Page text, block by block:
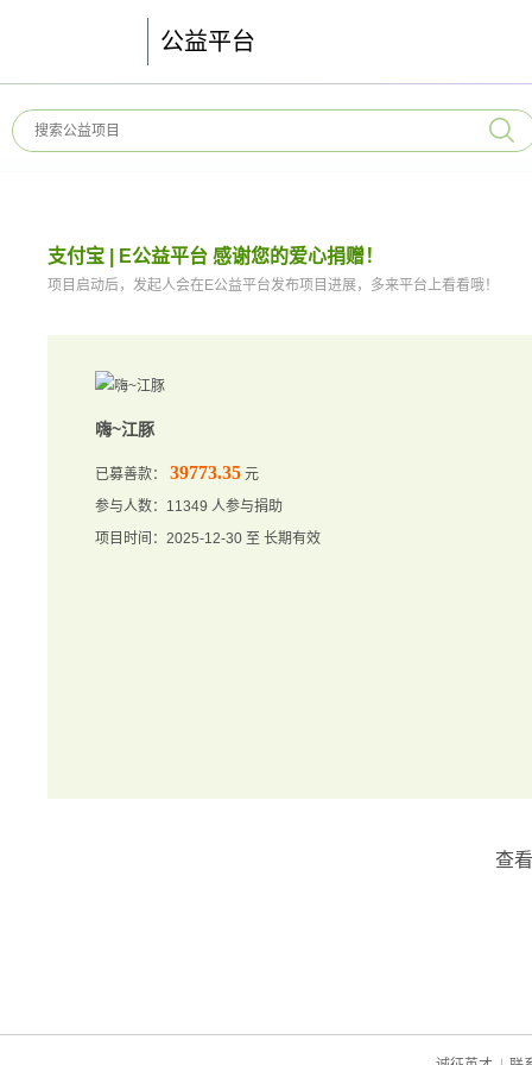
公益平台
支付宝 | E公益平台 感谢您的爱心捐赠！
项目启动后，发起人会在E公益平台发布项目进展，多来平台上看看哦！
嗨~江豚
已募善款： 39773.35 元
参与人数：11349 人参与捐助
项目时间：2025-12-30 至 长期有效
查看